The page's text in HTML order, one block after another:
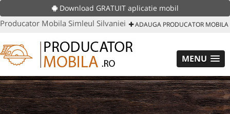
Download GRATUIT aplicatie mobil
Producator Mobila Simleul Silvaniei ADAUGA PRODUCATOR MOBILA
MENU